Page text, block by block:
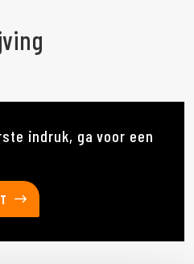
indruk, ga voor een